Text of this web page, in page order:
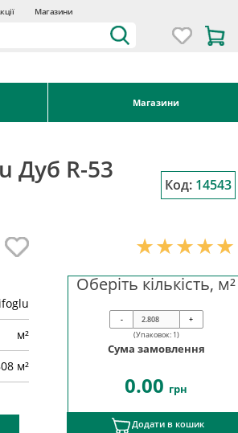
Магазини
Магазини
Дуб R-53
Код: 14543
м²
м²
Оберіть кількість, м²
-
+
(Упаковок: 1)
Сума замовлення
0.00 грн
Додати в кошик